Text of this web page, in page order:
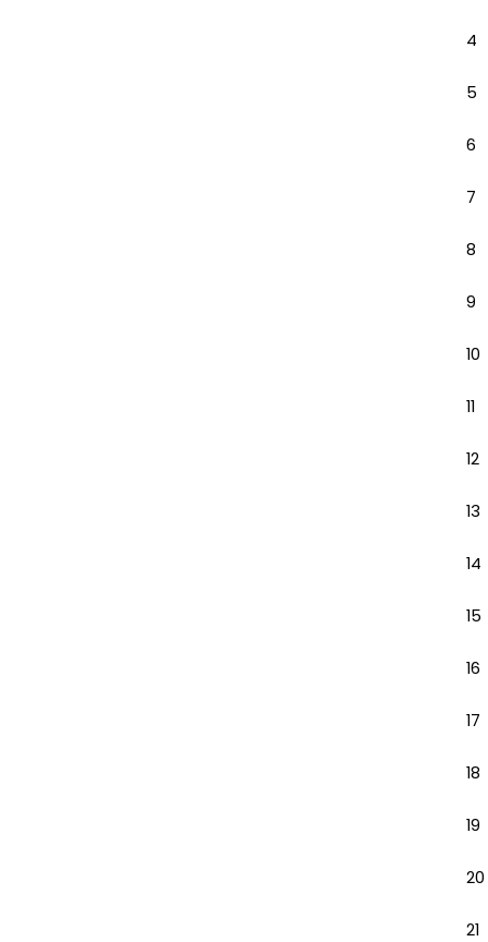
4
5
6
7
8
9
10
11
12
13
14
15
16
17
18
19
20
21